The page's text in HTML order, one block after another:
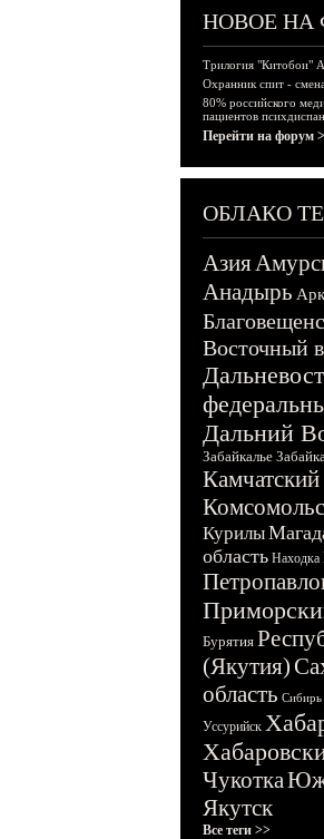
НОВОЕ НА
Трилогия "Китобои"
Охранник спит -
80% российского
пациентов
Перейти на форум
ОБЛАКО
Азия
Анадырь
Восточный
Дальний
Забайкалье
Курилы
область Находка
Бурятия
(Якутия)
область Сибирь
Уссурийск
Чукотка
Якутск
Все теги >>